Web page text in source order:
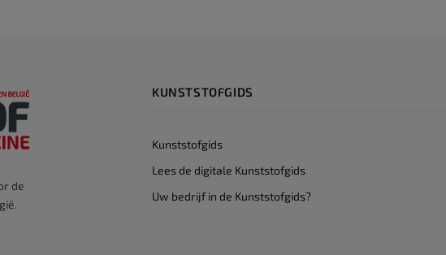
de
KUNSTSTOFGIDS
Kunststofgids
Lees de digitale Kunststofgids
Uw bedrijf in de Kunststofgids?